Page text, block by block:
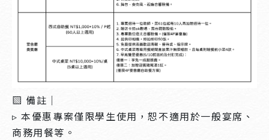
▧ 備註｜
▹ 本優惠專案僅限學生使用，恕不適用於一般宴席、
商務用餐等。